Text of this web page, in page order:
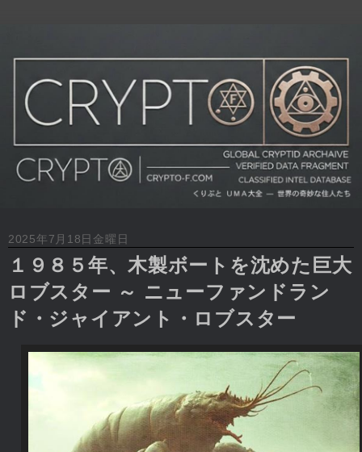
2025年7月18日金曜日
１９８５年、木製ボートを沈めた巨大
ロブスター ～ ニューファンドラン
ド・ジャイアント・ロブスター